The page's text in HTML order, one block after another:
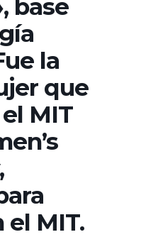
base
la
que
MIT
el MIT.